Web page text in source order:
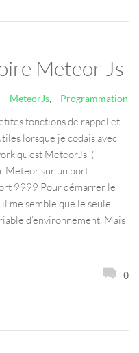
Meteor Js
MeteorJs, Programmation
fonctions de rappel et
lorsque je codais avec
qu’est MeteorJs. (
Meteor sur un port
9999 Pour démarrer le
me semble que le seule
d’environnement. Mais
0